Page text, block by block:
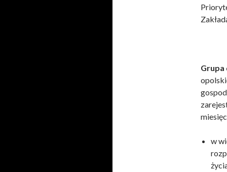
Grupa
w